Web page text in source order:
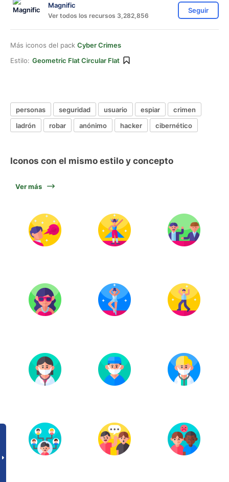
Magnific
Ver todos los recursos 3,282,856
Seguir
Más iconos del pack Cyber Crimes
Estilo: Geometric Flat Circular Flat
personas seguridad usuario espiar
crimen
ladrón
robar anónimo hacker cibernético
Iconos con el mismo estilo y concepto
Ver más